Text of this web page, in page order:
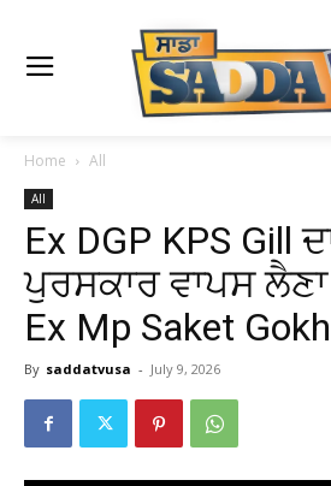
Home All
All
Ex DGP KPS Gill
ਪੁਰਸਕਾਰ ਵਾਪਸ ਲੈਣਾ
Ex Mp Saket
By saddatvusa - July 9, 2026